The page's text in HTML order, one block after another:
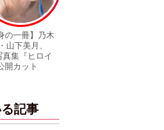
一冊】乃木
下美月、
集『ヒロイ
カット
記事